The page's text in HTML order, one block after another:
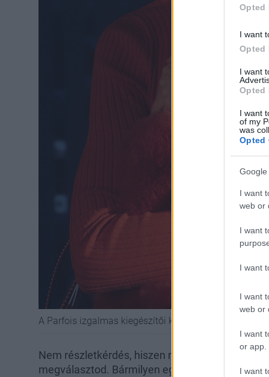
Opted
I want
Opted
I want
Opted
I want
of my
was
Opted
I want
web or
I want
I want
I want
web or
I want
or app.
I want
A Parfois izgalmas kiegészítői között is válogathatsz a
Nem részletkérdés, hiszen nagyon
megválasztod. Bármilyen egyszerű, és